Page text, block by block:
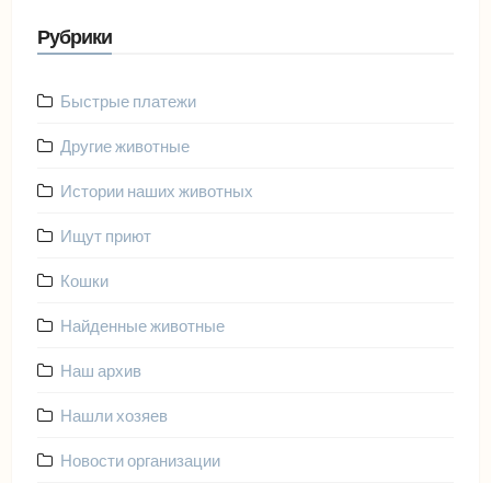
Рубрики
Быстрые платежи
Другие животные
Истории наших животных
Ищут приют
Кошки
Найденные животные
Наш архив
Нашли хозяев
Новости организации